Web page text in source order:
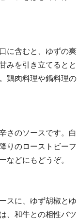
に含むと、ゆずの爽
みを引き立てるとと
鶏肉料理や鍋料理の
さのソースです。白
りのローストビーフ
などにもどうぞ。
スに、ゆず胡椒とゆ
、和牛との相性バツ